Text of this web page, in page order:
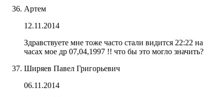
Артем
12.11.2014
Здравствуете мне тоже часто стали видится 22:22 на
часах мое др 07,04,1997 !! что бы это могло значить?
Ширяев Павел Григорьевич
06.11.2014